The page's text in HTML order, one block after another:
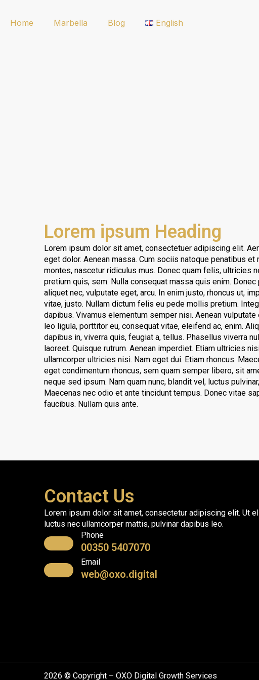
Home Marbella Blog English
Lorem ipsum Heading
Lorem ipsum dolor sit amet, consectetuer adipiscing elit.
eget dolor. Aenean massa. Cum sociis natoque penatibus et
montes, nascetur ridiculus mus. Donec quam felis, ultricies
pretium quis, sem. Nulla consequat massa quis enim.
aliquet nec, vulputate eget, arcu. In enim justo, rhoncus ut,
vitae, justo. Nullam dictum felis eu pede mollis pretium.
dapibus. Vivamus elementum semper nisi. Aenean
leo ligula, porttitor eu, consequat vitae, eleifend ac, enim.
dapibus in, viverra quis, feugiat a, tellus. Phasellus viverra
laoreet. Quisque rutrum. Aenean imperdiet. Etiam ultricies
ullamcorper ultricies nisi. Nam eget dui. Etiam rhoncus.
eget condimentum rhoncus, sem quam semper libero, sit
neque sed ipsum. Nam quam nunc, blandit vel, luctus
Maecenas nec odio et ante tincidunt tempus. Donec vitae
faucibus. Nullam quis ante.
Contact Us
Lorem ipsum dolor sit amet, consectetur adipiscing elit. Ut
luctus nec ullamcorper mattis, pulvinar dapibus leo.
00350 5407070
Phone
web@oxo.digital
Email
2026 © Copyright – OXO Digital Growth Services